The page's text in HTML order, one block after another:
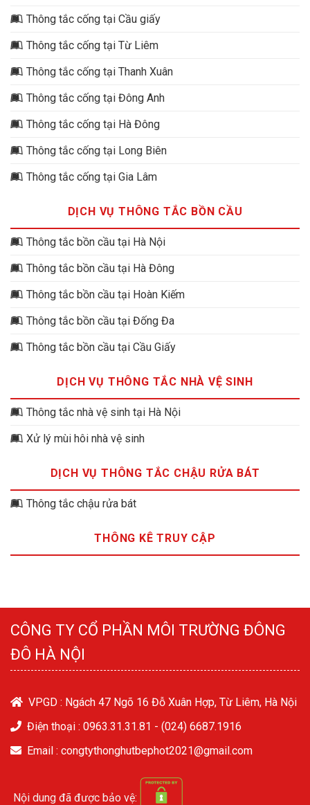
Thông tắc cống tại Cầu giấy
Thông tắc cống tại Từ Liêm
Thông tắc cống tại Thanh Xuân
Thông tắc cống tại Đông Anh
Thông tắc cống tại Hà Đông
Thông tắc cống tại Long Biên
Thông tắc cống tại Gia Lâm
DỊCH VỤ THÔNG TẮC BỒN CẦU
Thông tắc bồn cầu tại Hà Nội
Thông tắc bồn cầu tại Hà Đông
Thông tắc bồn cầu tại Hoàn Kiếm
Thông tắc bồn cầu tại Đống Đa
Thông tắc bồn cầu tại Cầu Giấy
DỊCH VỤ THÔNG TẮC NHÀ VỆ SINH
Thông tắc nhà vệ sinh tại Hà Nội
Xử lý mùi hôi nhà vệ sinh
DỊCH VỤ THÔNG TẮC CHẬU RỬA BÁT
Thông tắc chậu rửa bát
THÔNG KÊ TRUY CẬP
CÔNG TY CỔ PHẦN MÔI TRƯỜNG ĐÔNG
ĐÔ HÀ NỘI
VPGD : Ngách 47 Ngõ 16 Đỗ Xuân Hợp, Từ Liêm, Hà Nội
Điện thoại : 0963.31.31.81 - (024) 6687.1916
Email : congtythonghutbephot2021@gmail.com
Nội dung đã được bảo vệ: